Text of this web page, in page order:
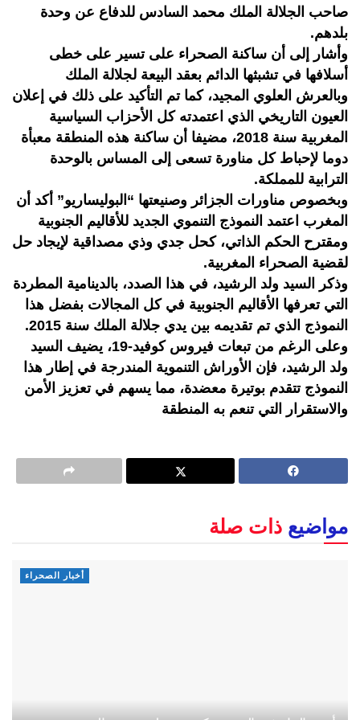
صاحب الجلالة الملك محمد السادس للدفاع عن وحدة
بلدهم.
وأشار إلى أن ساكنة الصحراء على تسير على خطى
أسلافها في تشبثها الدائم بعقد البيعة لجلالة الملك
وبالعرش العلوي المجيد، كما تم التأكيد على ذلك في إعلان
العيون التاريخي الذي اعتمدته كل الأحزاب السياسية
المغربية سنة 2018، مضيفا أن ساكنة هذه المنطقة معبأة
دوما لإحباط كل مناورة تسعى إلى المساس بالوحدة
الترابية للمملكة.
وبخصوص مناورات الجزائر وصنيعتها “البوليساريو” أكد أن
المغرب اعتمد النموذج التنموي الجديد للأقاليم الجنوبية
ومقترح الحكم الذاتي، كحل جدي وذي مصداقية لإيجاد حل
لقضية الصحراء المغربية.
وذكر السيد ولد الرشيد، في هذا الصدد، بالدينامية المطردة
التي تعرفها الأقاليم الجنوبية في كل المجالات بفضل هذا
النموذج الذي تم تقديمه بين يدي جلالة الملك سنة 2015.
وعلى الرغم من تبعات فيروس كوفيد-19، يضيف السيد
ولد الرشيد، فإن الأوراش التنموية المندرجة في إطار هذا
النموذج تتقدم بوتيرة معضدة، مما يسهم في تعزيز الأمن
والاستقرار التي تنعم به المنطقة
مواضيع ذات صلة
أخبار الصحراء